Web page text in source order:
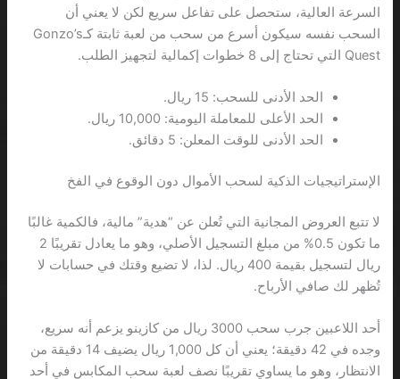
السرعة العالية، ستحصل على تفاعل سريع لكن لا يعني أن
السحب نفسه سيكون أسرع من سحب من لعبة ثابتة كـGonzo’s
Quest التي تحتاج إلى 8 خطوات إكمالية لتجهيز الطلب.
الحد الأدنى للسحب: 15 ريال.
الحد الأعلى للمعاملة اليومية: 10,000 ريال.
الحد الأدنى للوقت المعلن: 5 دقائق.
الإستراتيجيات الذكية لسحب الأموال دون الوقوع في الفخ
لا تتبع العروض المجانية التي تُعلن عن “هدية” مالية، فالكمية غالبًا
ما تكون 0.5% من مبلغ التسجيل الأصلي، وهو ما يعادل تقريبًا 2
ريال لتسجيل بقيمة 400 ريال. لذا، لا تضيع وقتك في حسابات لا
تُظهر لك صافي الأرباح.
أحد اللاعبين جرب سحب 3000 ريال من كازينو يزعم أنه سريع،
وجده في 42 دقيقة؛ يعني أن كل 1,000 ريال يضيف 14 دقيقة من
الانتظار، وهو ما يساوي تقريبًا نصف لعبة سحب المكابس في أحد